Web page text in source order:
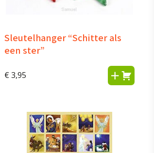
Sleutelhanger “Schitter als
een ster”
€ 3,95